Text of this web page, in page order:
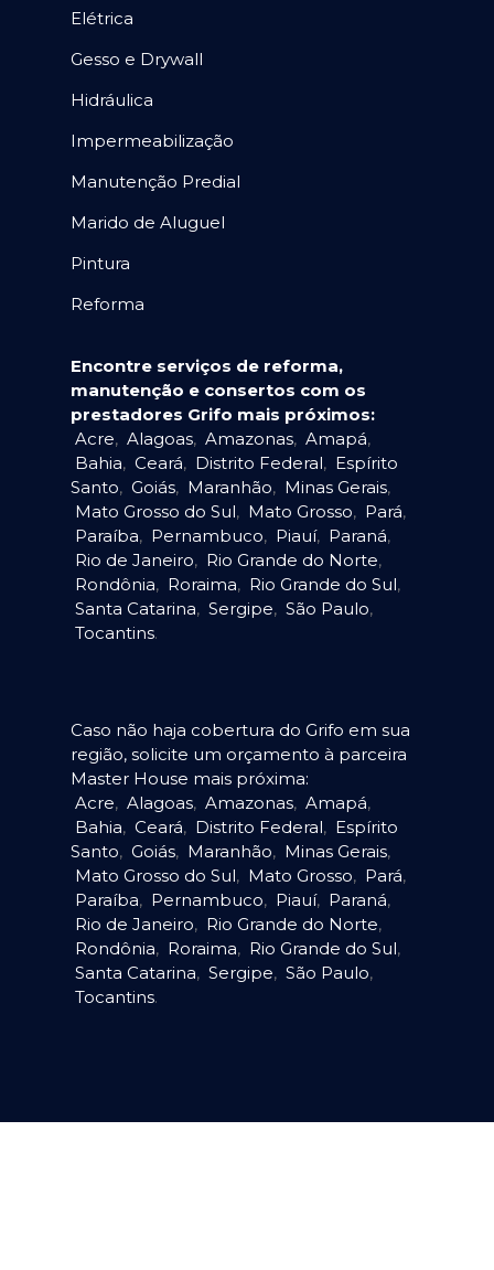
Elétrica
Gesso e Drywall
Hidráulica
Impermeabilização
Manutenção Predial
Marido de Aluguel
Pintura
Reforma
Encontre serviços de reforma,
manutenção e consertos com os
prestadores Grifo mais próximos:
Acre, Alagoas, Amazonas, Amapá,
Bahia, Ceará, Distrito Federal, Espírito
Santo, Goiás, Maranhão, Minas Gerais,
Mato Grosso do Sul, Mato Grosso, Pará,
Paraíba, Pernambuco, Piauí, Paraná,
Rio de Janeiro, Rio Grande do Norte,
Rondônia, Roraima, Rio Grande do Sul,
Santa Catarina, Sergipe, São Paulo,
Tocantins.
Caso não haja cobertura do Grifo em sua
região, solicite um orçamento à parceira
Master House mais próxima:
Acre, Alagoas, Amazonas, Amapá,
Bahia, Ceará, Distrito Federal, Espírito
Santo, Goiás, Maranhão, Minas Gerais,
Mato Grosso do Sul, Mato Grosso, Pará,
Paraíba, Pernambuco, Piauí, Paraná,
Rio de Janeiro, Rio Grande do Norte,
Rondônia, Roraima, Rio Grande do Sul,
Santa Catarina, Sergipe, São Paulo,
Tocantins.